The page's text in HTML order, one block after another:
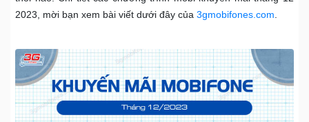
2023, mời bạn xem bài viết dưới đây của 3gmobifones.com